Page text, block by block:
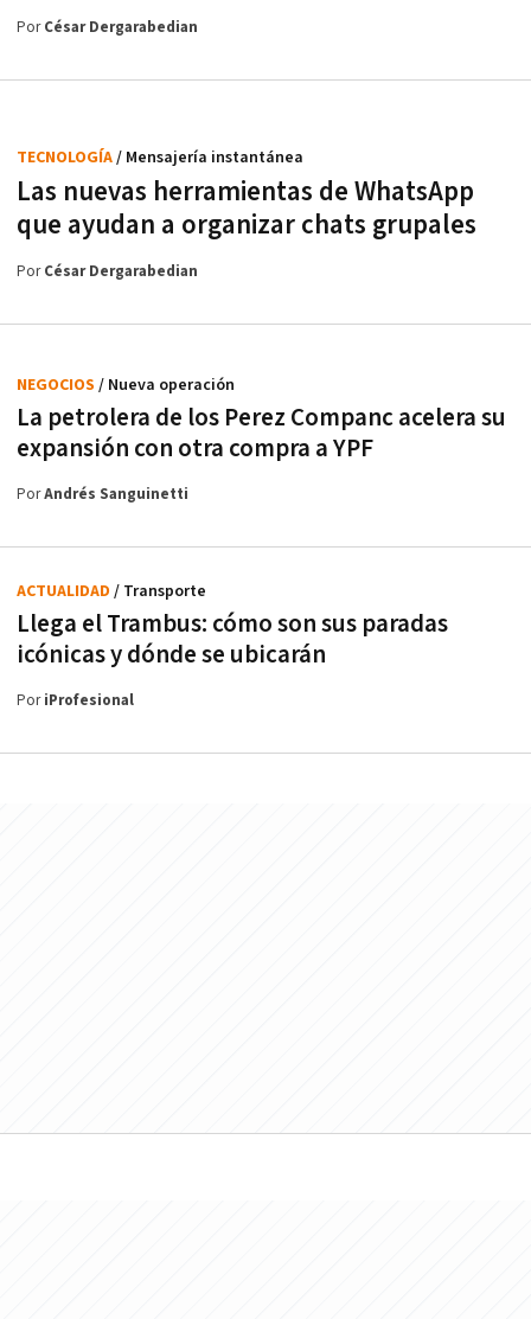
PorCésar Dergarabedian
Las nuevas herramientas de WhatsApp
que ayudan a organizar chats grupales
TECNOLOGÍA/ Mensajería instantánea
PorCésar Dergarabedian
La petrolera de los Perez Companc acelera su
expansión con otra compra a YPF
NEGOCIOS / Nueva operación
PorAndrés Sanguinetti
Llega el Trambus: cómo son sus paradas
icónicas y dónde se ubicarán
ACTUALIDAD / Transporte
PoriProfesional